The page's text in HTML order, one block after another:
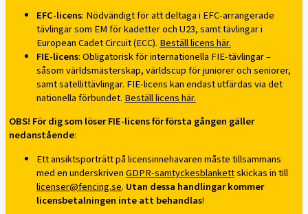
EFC-licens: Nödvändigt för att deltaga i EFC-arrangerade
tävlingar som EM för kadetter och U23, samt tävlingar i
European Cadet Circuit (ECC). Beställ licens här.
FIE-licens: Obligatorisk för internationella FIE-tävlingar –
såsom världsmästerskap, världscup för juniorer och seniorer,
samt satellittävlingar. FIE-licens kan endast utfärdas via det
nationella förbundet. Beställ licens här.
OBS! För dig som löser FIE-licens för första gången gäller
nedanstående:
Ett ansiktsporträtt på licensinnehavaren måste tillsammans
med en underskrivenGDPR-samtyckesblankettskickas in till
licenser@fencing.se. Utan dessa handlingar kommer
licensbetalningen inte att behandlas!